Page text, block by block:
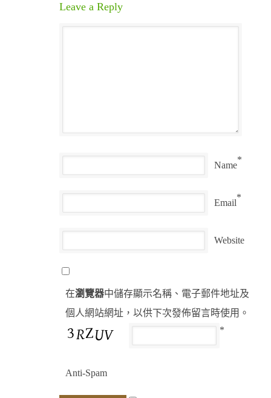
Leave a Reply
Name
*
Email
*
Website
在瀏覽器中儲存顯示名稱、電子郵件地址及
個人網站網址，以供下次發佈留言時使用。
Anti-Spam
*